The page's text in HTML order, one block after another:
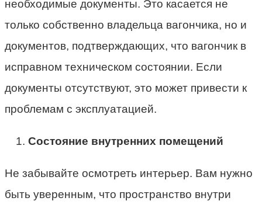
необходимые документы. Это касается не
только собственно владельца вагончика, но и
документов, подтверждающих, что вагончик в
исправном техническом состоянии. Если
документы отсутствуют, это может привести к
проблемам с эксплуатацией.
Состояние внутренних помещений
Не забывайте осмотреть интерьер. Вам нужно
быть уверенным, что пространство внутри